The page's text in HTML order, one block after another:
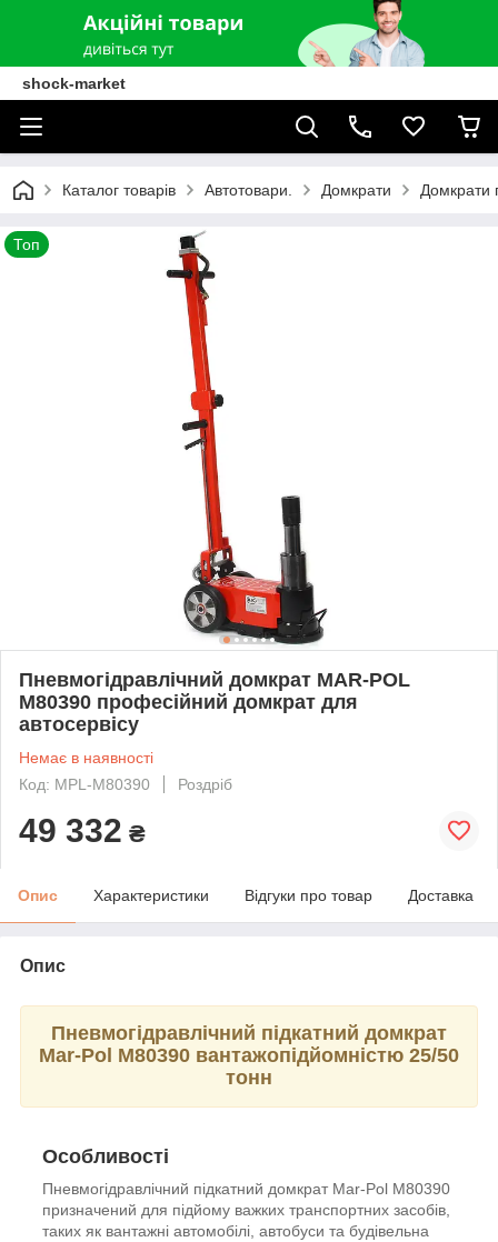
shock-market
Каталог товарів Автотовари. Домкрати Домкрати
Топ
Пневмогідравлічний домкрат MAR-POL
M80390 професійний домкрат для
автосервісу
Немає в наявності
Код: MPL-M80390
Роздріб
49 332 ₴
Опис Характеристики Відгуки про товар Доставка
Опис
Пневмогідравлічний підкатний домкрат
Mar-Pol M80390 вантажопідйомністю 25/50
тонн
Особливості
Пневмогідравлічний підкатний домкрат Mar-Pol M80390
призначений для підйому важких транспортних засобів,
таких як вантажні автомобілі, автобуси та будівельна